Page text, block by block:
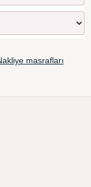
masrafları